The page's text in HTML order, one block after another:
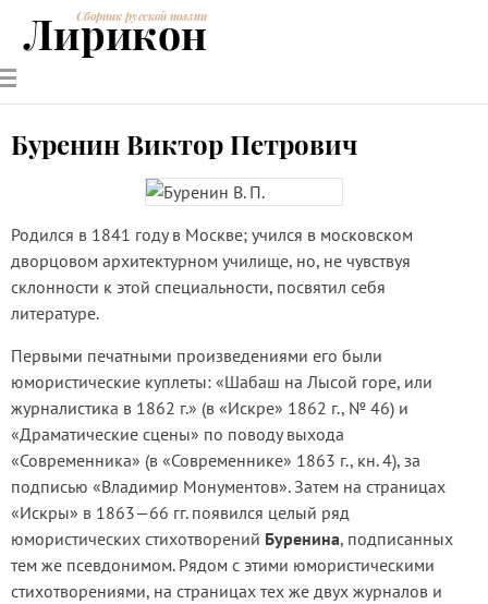
РУССКИЕ
ПОЭТЫ
СОВРЕМЕННИКИЭНЦИКЛОПЕДИЯ
ПОЭЗИИ
Сборник русской поэзии
Лирикон
Буренин Виктор Петрович
Родился в 1841 году в Москве; учился в московском
дворцовом архитектурном училище, но, не чувствуя
склонности к этой специальности, посвятил себя
литературе.
Первыми печатными произведениями его были
юмористические куплеты: «Шабаш на Лысой горе, или
журналистика в 1862 г.» (в «Искре» 1862 г., № 46) и
«Драматические сцены» по поводу выхода
«Современника» (в «Современнике» 1863 г., кн. 4), за
подписью «Владимир Монументов». Затем на страницах
«Искры» в 1863—66 гг. появился целый ряд
юмористических стихотворений Буренина, подписанных
тем же псевдонимом. Рядом с этими юмористическими
стихотворениями, на страницах тех же двух журналов и